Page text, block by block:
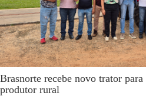
Brasnorte recebe novo trator
produtor rural